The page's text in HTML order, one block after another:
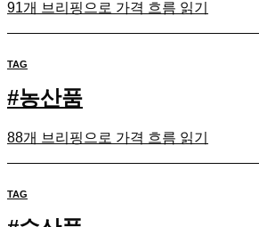
91개 브리핑으로 가격 흐름 읽기
TAG
#농산품
88개 브리핑으로 가격 흐름 읽기
TAG